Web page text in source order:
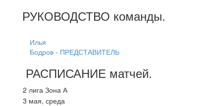
РУКОВОДСТВО команды.
Илья
Бодров - ПРЕДСТАВИТЕЛЬ
РАСПИСАНИЕ матчей.
2 лига Зона А
3 мая, среда